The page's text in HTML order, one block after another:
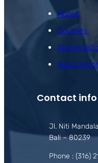
About
Courses
Contact info
Jl. Niti
Bali – 80239
Phone : (316)